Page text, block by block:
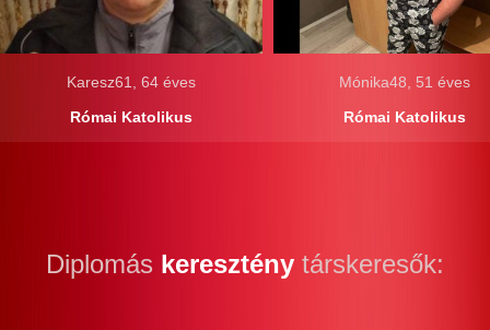
Mónika48, 51 éves
Római Katolikus
Karesz61, 64 éves
Római Katolikus
Diplomás keresztény társkeresők: